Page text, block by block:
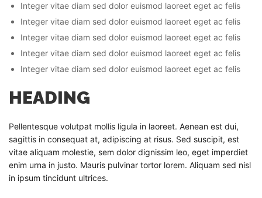
Integer vitae diam sed dolor euismod laoreet eget ac felis
Integer vitae diam sed dolor euismod laoreet eget ac felis
Integer vitae diam sed dolor euismod laoreet eget ac felis
Integer vitae diam sed dolor euismod laoreet eget ac felis
Integer vitae diam sed dolor euismod laoreet eget ac felis
HEADING
Pellentesque volutpat mollis ligula in laoreet. Aenean est dui,
sagittis in consequat at, adipiscing at risus. Sed suscipit, est
vitae aliquam molestie, sem dolor dignissim leo, eget imperdiet
enim urna in justo. Mauris pulvinar tortor lorem. Aliquam sed nisl
in ipsum tincidunt ultrices.